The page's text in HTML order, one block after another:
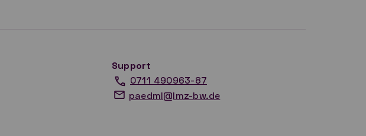
Support
0711 490963-87
paedml@lmz-bw.de